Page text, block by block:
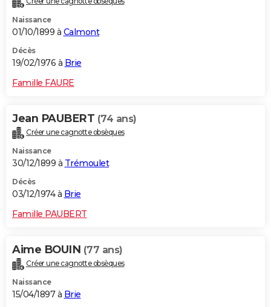
Naissance
01/10/1899 à Calmont
Décès
19/02/1976 à Brie
Famille FAURE
Jean PAUBERT (74 ans)
Créer une cagnotte obsèques
Naissance
30/12/1899 à Trémoulet
Décès
03/12/1974 à Brie
Famille PAUBERT
Aime BOUIN (77 ans)
Créer une cagnotte obsèques
Naissance
15/04/1897 à Brie